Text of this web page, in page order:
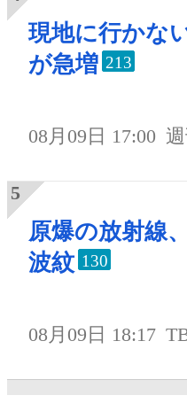
現地に行かな
が急増 213
08月09日 17:00
原爆の放射線
波紋 130
08月09日 18:17